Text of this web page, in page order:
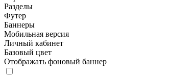
Разделы
Футер
Баннеры
Мобильная версия
Личный кабинет
Базовый цвет
Отображать фоновый баннер